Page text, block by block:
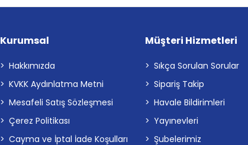
Kurumsal
Hakkımızda
KVKK Aydınlatma Metni
Mesafeli Satış Sözleşmesi
Çerez Politikası
Cayma ve İptal İade Koşulları
Müşteri Hizmetleri
Sıkça Sorulan Sorular
Sipariş Takip
Havale Bildirimleri
Yayınevleri
Şubelerimiz